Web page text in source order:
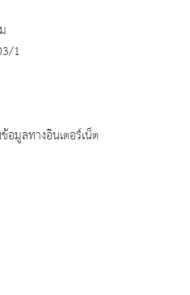
1
มูลทางอินเตอร์เน็ต